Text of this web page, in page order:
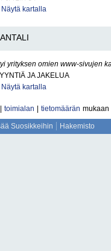
Näytä kartalla
yrityksen omien www-sivujen
JA JAKELUA
Näytä kartalla
toimialan tietomäärän mukaan
Suosikkeihin Hakemisto